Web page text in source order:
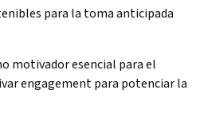
para la toma anticipada
motivador esencial para el
engagement para potenciar la